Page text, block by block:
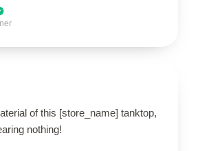
of this [store_name] tanktop,
nothing!